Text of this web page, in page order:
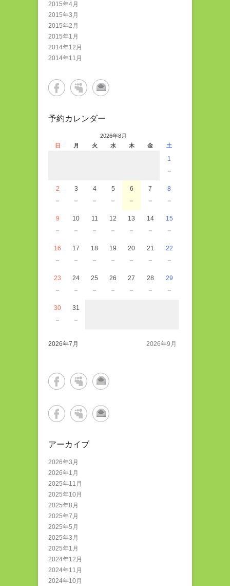
2015年4月
2015年3月
2015年2月
2015年1月
2014年12月
2014年11月
予約カレンダー
2026年8月
日
月 火 水 木 金 土
1
－
2
－
3
－
4
－
5
－
6
－
7
－
8
－
9
－
10
－
11
－
12
－
13
－
14
－
15
－
16
－
17
－
18
－
19
－
20
－
21
－
22
－
23
－
24
－
25
－
26
－
27
－
28
－
29
－
30
－
31
－
2026年7月 2026年9月
アーカイブ
2026年3月
2026年1月
2025年11月
2025年10月
2025年8月
2025年7月
2025年5月
2025年3月
2025年1月
2024年12月
2024年11月
2024年10月